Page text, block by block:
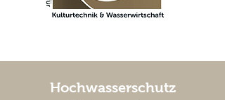
Hochwasserschutz